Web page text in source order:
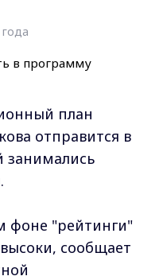
план
отправится в
занимались
фоне "рейтинги"
сообщает